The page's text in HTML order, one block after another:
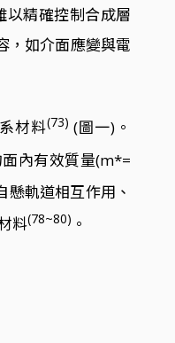
以精確控制合成層
，如介面應變與電
材料(73) (圖一)。
內有效質量(m*=
懸軌道相互作用、
料(78~80) 。